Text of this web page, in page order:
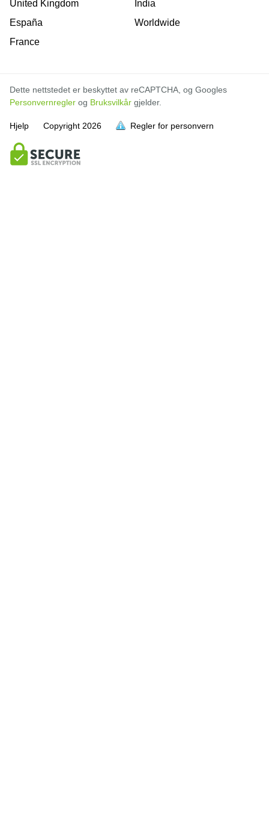
United Kingdom
España
France
India
Worldwide
Dette nettstedet er beskyttet av reCAPTCHA, og Googles
Personvernregler og Bruksvilkår gjelder.
Hjelp Copyright 2026 Regler for personvern